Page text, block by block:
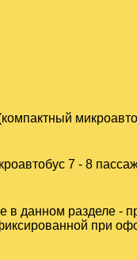
7 - 8
в данном разделе -
при